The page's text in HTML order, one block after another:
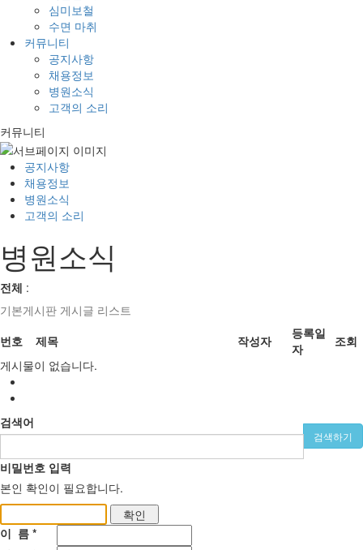
심미보철
수면 마취
커뮤니티
공지사항
채용정보
병원소식
고객의 소리
커뮤니티
공지사항
채용정보
병원소식
고객의 소리
병원소식
전체 :
기본게시판 게시글 리스트
번호
제목 작성자
등록일
자
조회
게시물이 없습니다.
검색어
비밀번호 입력
본인 확인이 필요합니다.
이 름 *